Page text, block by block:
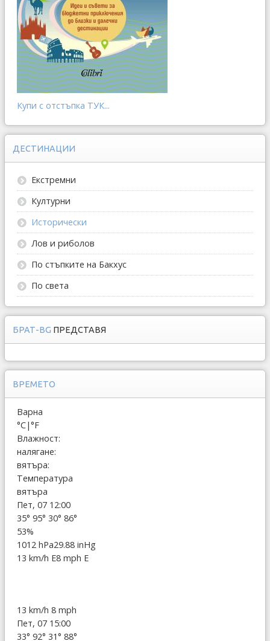
Купи с отстъпка ТУК...
ДЕСТИНАЦИИ
Екстремни
Културни
Исторически
Лов и риболов
По стъпките на Бакхус
По света
БРАТ-BG ПРЕДСТАВЯ
ВРЕМЕТО
Варна
°C|°F
Влажност:
налягане:
вятъра:
Температура
вятъра
Пет, 07 12:00
35° 95° 30° 86°
53%
1012 hPa29.88 inHg
13 km/h E8 mph E
13 km/h 8 mph
Пет, 07 15:00
33° 92° 31° 88°